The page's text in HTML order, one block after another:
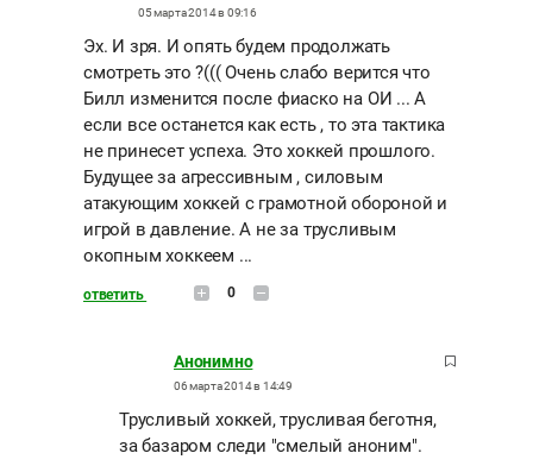
05 марта 2014 в 09:16
Эх. И зря. И опять будем продолжать
смотреть это ?((( Очень слабо верится что
Билл изменится после фиаско на ОИ ... А
если все останется как есть , то эта тактика
не принесет успеха. Это хоккей прошлого.
Будущее за агрессивным , силовым
атакующим хоккей с грамотной обороной и
игрой в давление. А не за трусливым
окопным хоккеем ...
ответить 0
Анонимно
06 марта 2014 в 14:49
Трусливый хоккей, трусливая беготня,
за базаром следи "смелый аноним".